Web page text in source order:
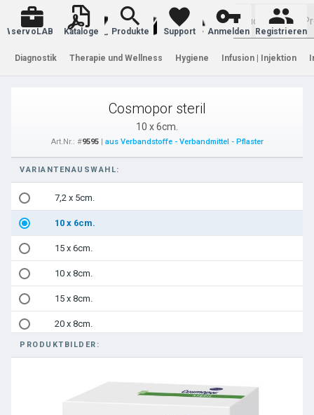
Warenkorb
servoLAB Kataloge Produkte Support Anmelden Registrieren
Diagnostik Therapie und Wellness Hygiene Infusion | Injektion
Cosmopor steril
10 x 6cm.
Art.Nr.: #9595| aus Verbandstoffe - Verbandmittel - Pflaster
VARIANTENAUSWAHL:
7,2 x 5cm.
10 x 6cm.
15 x 6cm.
10 x 8cm.
15 x 8cm.
20 x 8cm.
20 x 10cm.
35 x 10cm.
PRODUKTBILDER: